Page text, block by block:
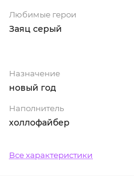
Любимые герои
Заяц серый
Назначение
новый год
Наполнитель
холлофайбер
Все характеристики